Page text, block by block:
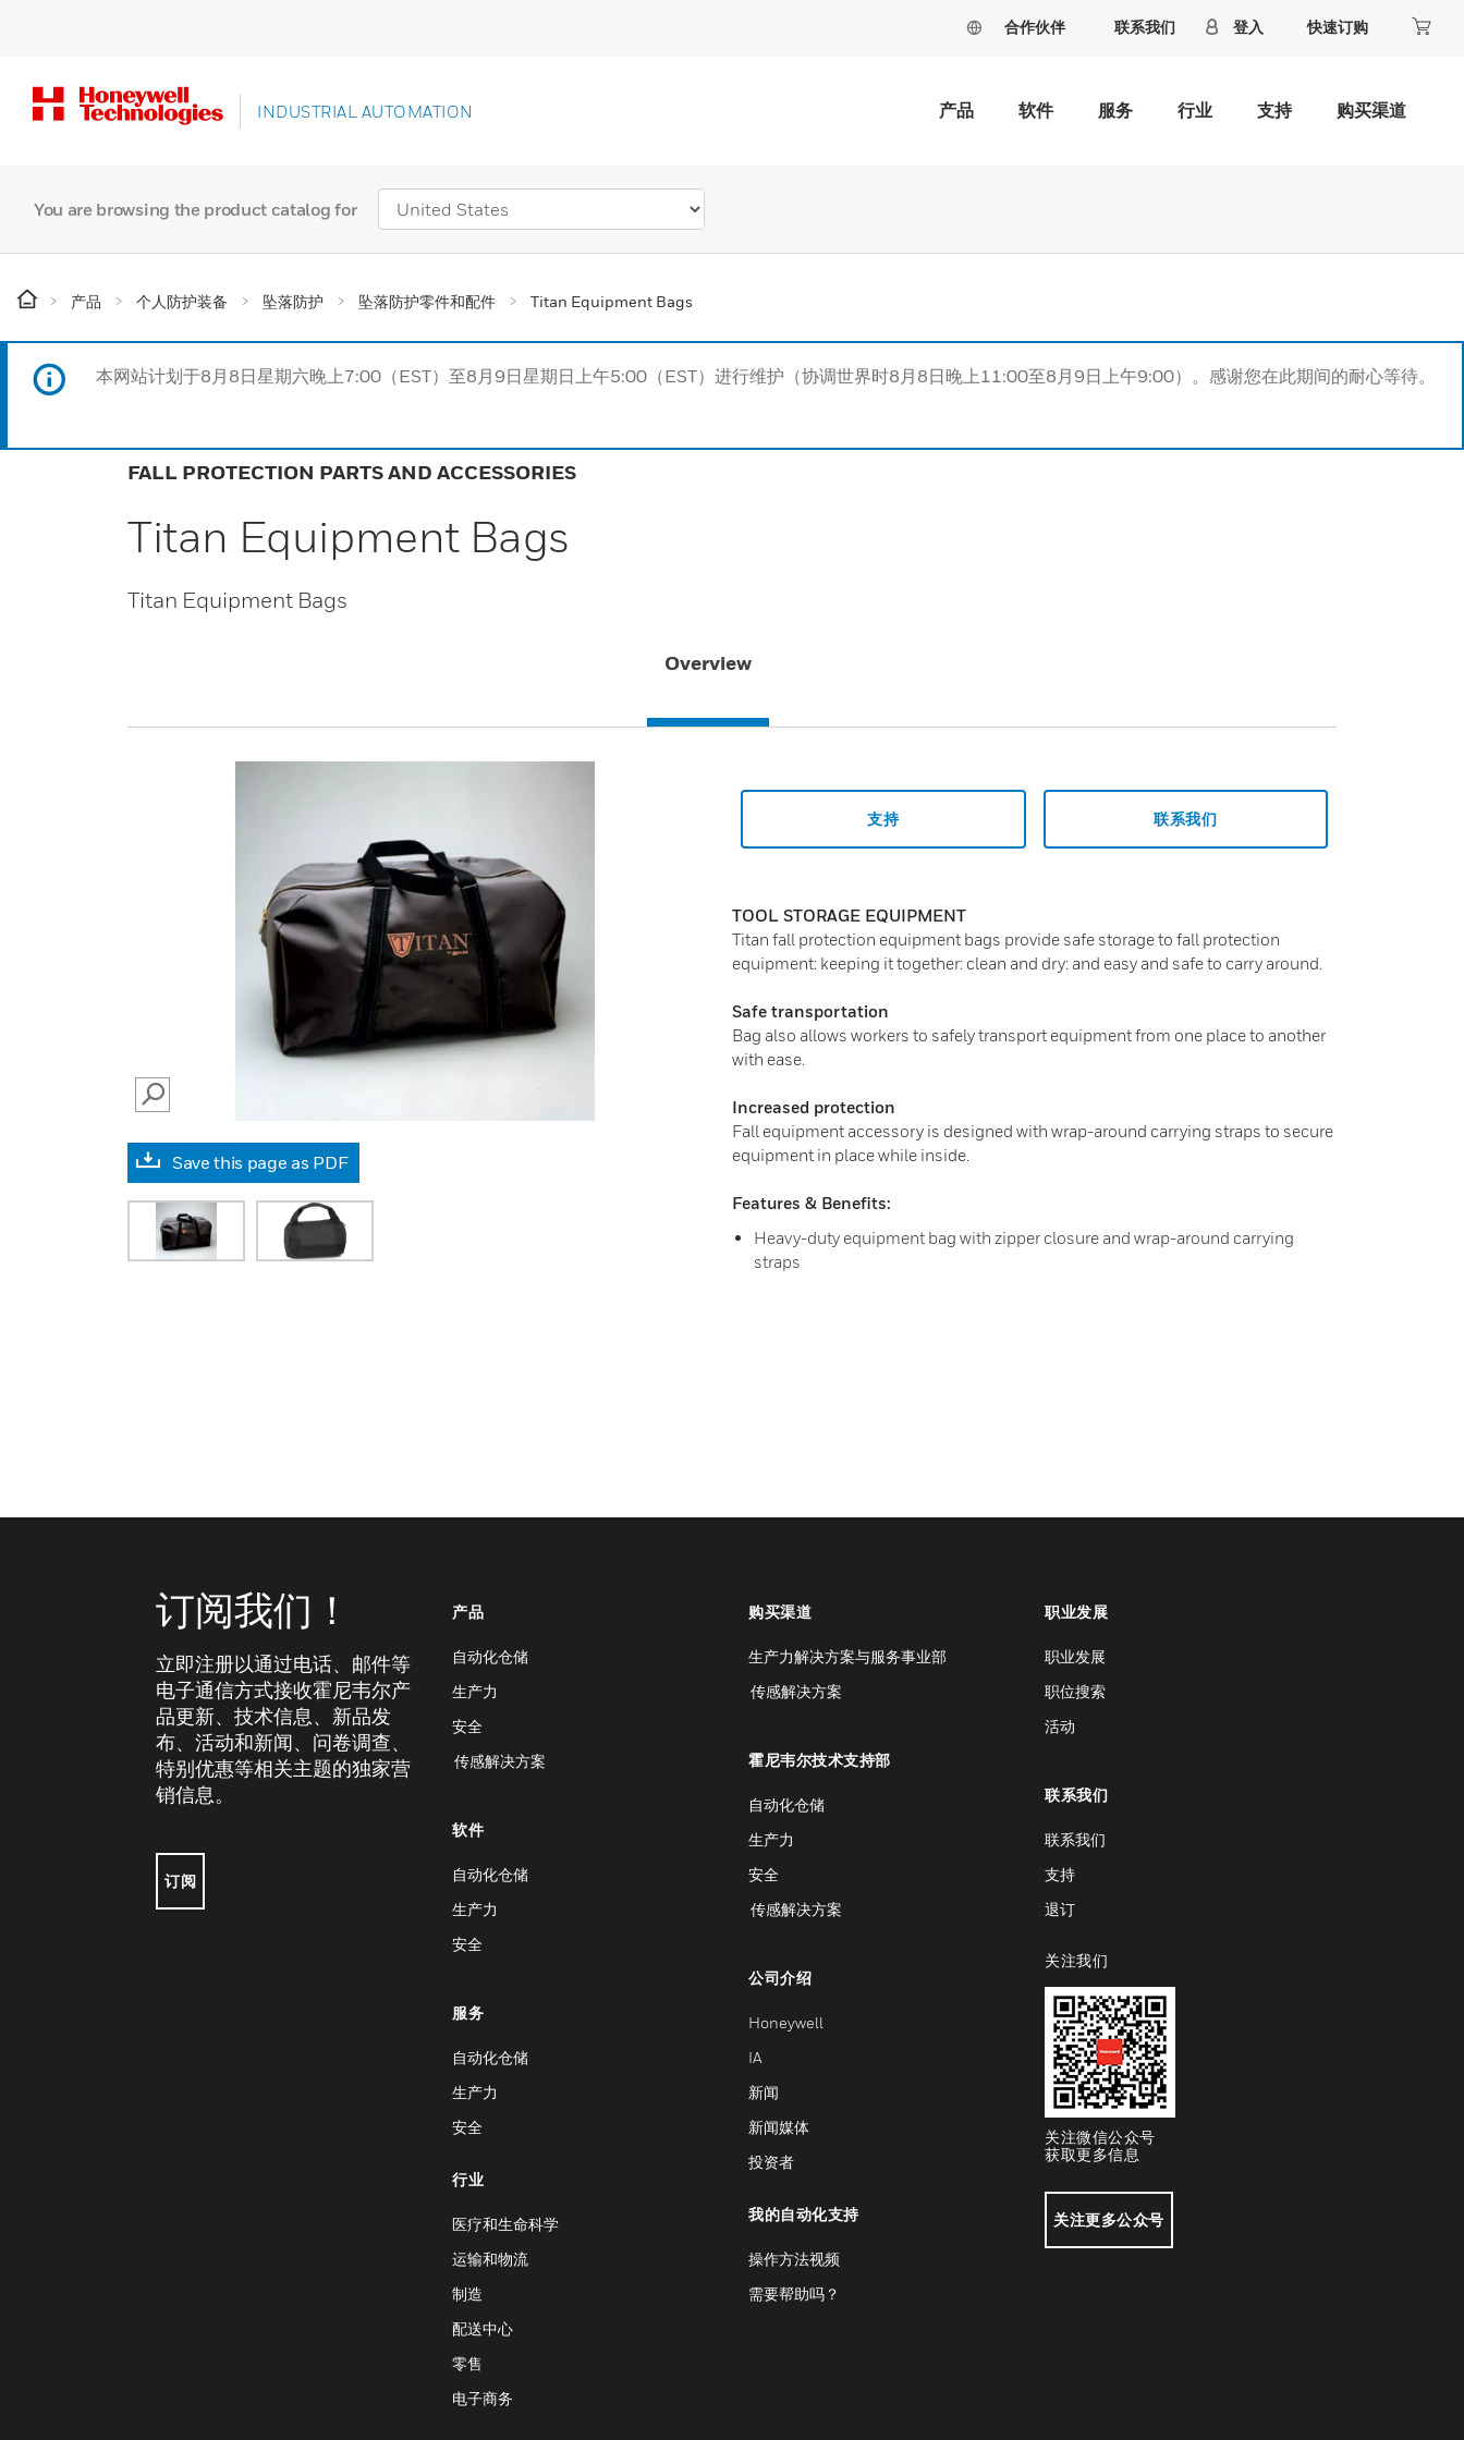
合作伙伴 联系我们 登入 快速订购
INDUSTRIAL AUTOMATION 产品 软件 服务 行业 支持 购买渠道
You are browsing the product catalog for
产品 个人防护装备 坠落防护 坠落防护零件和配件 Titan Equipment Bags
本网站计划于8月8日星期六晚上7:00（EST）至8月9日星期日上午5:00（EST）进行维护（协调世界时8月8日晚上11:00至8月9日上午9:00）。感谢您在此期间的耐心等待。
FALL PROTECTION PARTS AND ACCESSORIES
Titan Equipment Bags
Titan Equipment Bags
Overview
SEARCH
Save this page as PDF
支持 联系我们
TOOL STORAGE EQUIPMENT
Titan fall protection equipment bags provide safe storage to fall protection
equipment: keeping it together: clean and dry: and easy and safe to carry around.
Safe transportation
Bag also allows workers to safely transport equipment from one place to another
with ease.
Increased protection
Fall equipment accessory is designed with wrap-around carrying straps to secure
equipment in place while inside.
Features & Benefits:
Heavy-duty equipment bag with zipper closure and wrap-around carrying
straps
订阅我们！
立即注册以通过电话、邮件等
电子通信方式接收霍尼韦尔产
品更新、技术信息、新品发
布、活动和新闻、问卷调查、
特别优惠等相关主题的独家营
销信息。
订阅
产品
自动化仓储
生产力
安全
传感解决方案
软件
自动化仓储
生产力
安全
服务
自动化仓储
生产力
安全
行业
医疗和生命科学
运输和物流
制造
配送中心
零售
电子商务
购买渠道
生产力解决方案与服务事业部
传感解决方案
霍尼韦尔技术支持部
自动化仓储
生产力
安全
传感解决方案
公司介绍
Honeywell
IA
新闻
新闻媒体
投资者
我的自动化支持
操作方法视频
需要帮助吗？
职业发展
职业发展
职位搜索
活动
联系我们
联系我们
支持
退订
关注我们
关注微信公众号
获取更多信息
关注更多公众号